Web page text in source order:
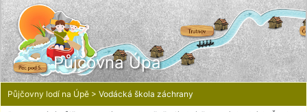
Půjčovna Úpa
Půjčovny lodí na Úpě > Vodácká škola záchrany